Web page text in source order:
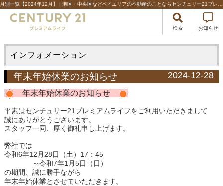
検索 お知らせ
インフォメーション
年末年始休業のお知らせ 2024-12-28
年末年始休業のお知らせ
平素はセンチュリー21プレミアムライフをご利用いただきまして
誠にありがとうございます。
スタッフ一同、厚く御礼申し上げます。
弊社では
令和6年12月28日（土） 17 ：45
～令和7年1月5日（日）
の期間、誠に勝手ながら
年末年始休業とさせていただきます。